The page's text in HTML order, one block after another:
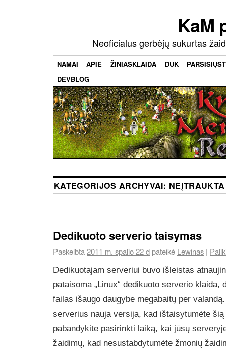
KaM
Neoficialus gerbėjų sukurtas
NAMAI APIE ŽINIASKLAIDA DUK
DEVBLOG
KATEGORIJOS ARCHYVAI:
Dedikuoto serverio taisymas
Paskelbta2011 m. spalio 22 d pateikė Lewinas |
Dedikuotajam serveriui buvo išleistas
pataisoma „Linux“ dedikuoto serverio klaida,
failas išaugo daugybe megabaitų per
serverius nauja versija, kad ištaisytumėte
pabandykite pasirinkti laiką, kai jūsų
žaidimų, kad nesustabdytumėte žmonių